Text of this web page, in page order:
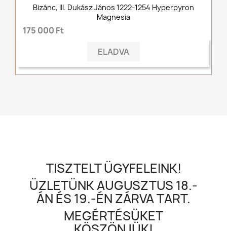
Bizánc, III. Dukász János 1222-1254 Hyperpyron
Magnesia
175 000 Ft
ELADVA
TISZTELT ÜGYFELEINK!
ÜZLETÜNK AUGUSZTUS 18.-
ÁN ÉS 19.-ÉN ZÁRVA TART.
MEGÉRTÉSÜKET